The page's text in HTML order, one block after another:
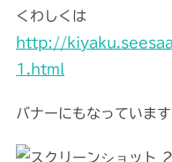
くわしくは
http://
1.html
バナーにもなっています